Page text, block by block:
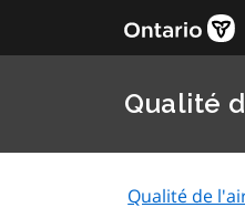
Qualité
Qualité de